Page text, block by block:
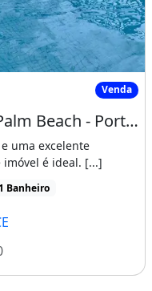
Palm Beach - Porteira
Venda
Apartamento à venda no Palm Beach - Porteira fechada, pronto para morar ou gerar renda
uma excelente
é ideal. [...]
Banheiro